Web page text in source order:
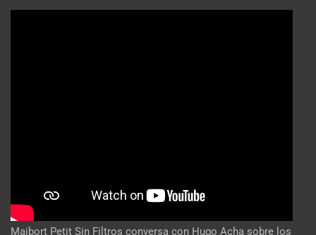
Maibort Petit Sin Filtros conversa con Hugo Acha sobre los